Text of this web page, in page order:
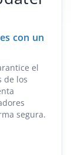
con un
el
de los
segura.